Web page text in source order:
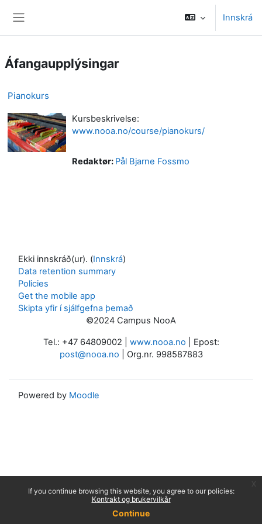
If you continue browsing this website, you agree to our policies:
Kontrakt og brukervilkår
Continue
Innskrá
Áfangaupplýsingar
Pianokurs
Kursbeskrivelse:
www.nooa.no/course/pianokurs/
Redaktør: Pål Bjarne Fossmo
Ekki innskráð(ur). (Innskrá)
Data retention summary
Policies
Get the mobile app
Skipta yfir í sjálfgefna þemað
©2024 Campus NooA
Tel.: +47 64809002 | www.nooa.no | Epost:
post@nooa.no | Org.nr. 998587883
Powered by Moodle